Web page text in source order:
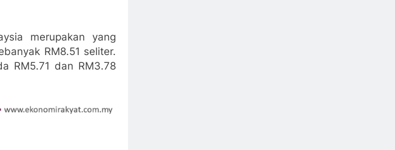
merupakan yang
RM8.51 seliter.
RM5.71 dan RM3.78